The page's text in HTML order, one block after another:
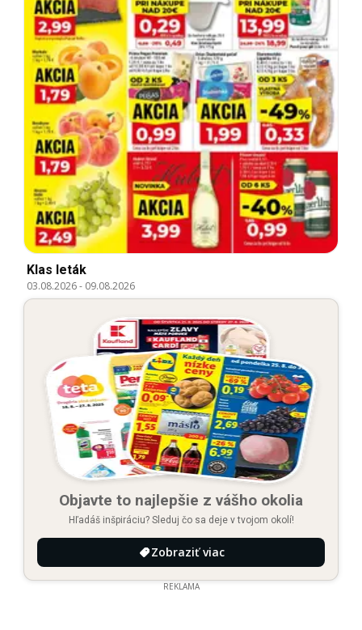
Klas leták
03.08.2026- 09.08.2026
Objavte to najlepšie z vášho okolia
Hľadáš inšpiráciu? Sleduj čo sa deje v tvojom okolí!
Zobraziť viac
REKLAMA